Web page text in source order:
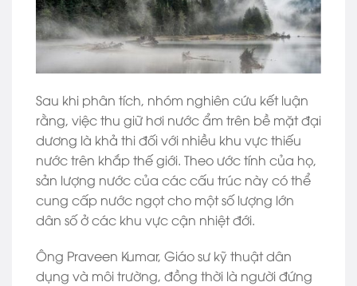
Sau khi phân tích, nhóm nghiên cứu kết luận
rằng, việc thu giữ hơi nước ẩm trên bề mặt đại
dương là khả thi đối với nhiều khu vực thiếu
nước trên khắp thế giới. Theo ước tính của họ,
sản lượng nước của các cấu trúc này có thể
cung cấp nước ngọt cho một số lượng lớn
dân số ở các khu vực cận nhiệt đới.
Ông Praveen Kumar, Giáo sư kỹ thuật dân
dụng và môi trường, đồng thời là người đứng